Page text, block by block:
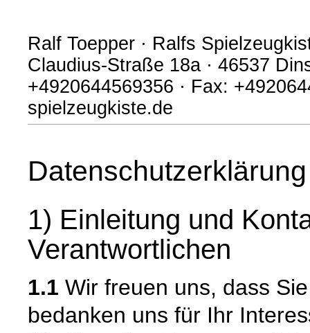
Ralf Toepper · Ralfs
Claudius-Straße 18a · 46537
+4920644569356 · Fax:
spielzeugkiste.de
Datenschutzerklärung
1) Einleitung und
Verantwortlichen
1.1 Wir freuen uns, dass
bedanken uns für Ihr